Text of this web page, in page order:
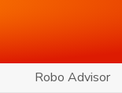
Robo Advisor